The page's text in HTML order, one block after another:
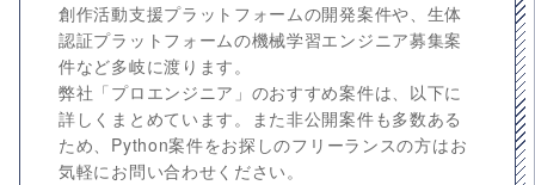
創作活動支援プラットフォームの開発案件や、生体
認証プラットフォームの機械学習エンジニア募集案
件など多岐に渡ります。
弊社「プロエンジニア」のおすすめ案件は、以下に
詳しくまとめています。また非公開案件も多数ある
ため、Python案件をお探しのフリーランスの方はお
気軽にお問い合わせください。